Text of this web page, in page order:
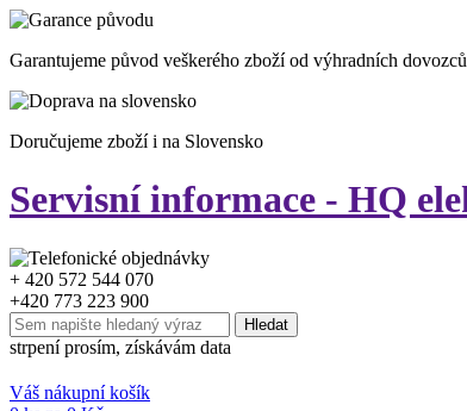
Garantujeme původ veškerého zboží od výhradních
Doručujeme zboží i na Slovensko
Servisní informace - HQ
+ 420 572 544 070
+420 773 223 900
strpení prosím, získávám data
Váš nákupní košík